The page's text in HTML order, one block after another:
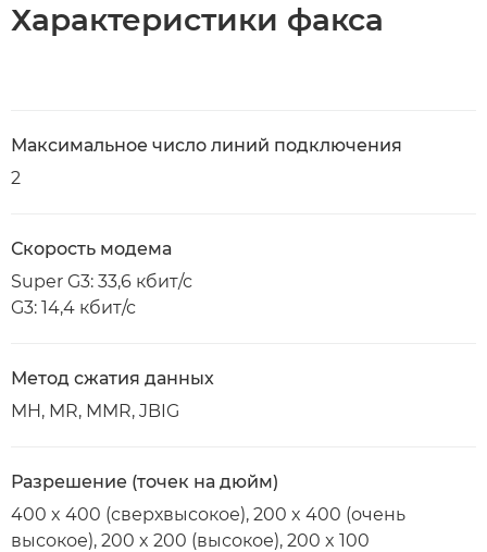
Характеристики факса
Максимальное число линий подключения
2
Скорость модема
Super G3: 33,6 кбит/с
G3: 14,4 кбит/с
Метод сжатия данных
MH, MR, MMR, JBIG
Разрешение (точек на дюйм)
400 x 400 (сверхвысокое), 200 x 400 (очень
высокое), 200 x 200 (высокое), 200 x 100